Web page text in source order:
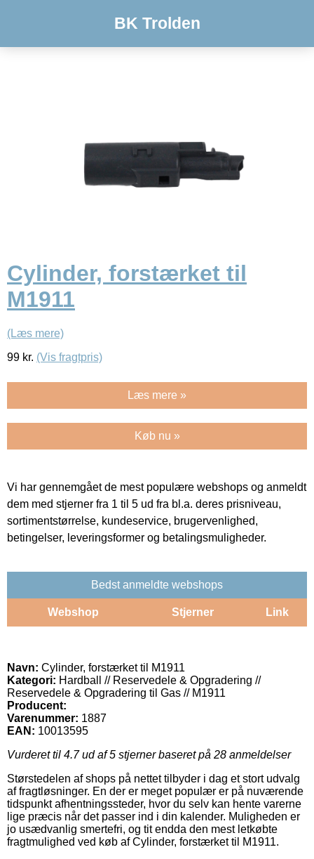
BK Trolden
Cylinder, forstærket til
M1911
(Læs mere)
99 kr. (Vis fragtpris)
Læs mere »
Køb nu »
Vi har gennemgået de mest populære webshops og anmeldt
dem med stjerner fra 1 til 5 ud fra bl.a. deres prisniveau,
sortimentstørrelse, kundeservice, brugervenlighed,
betingelser, leveringsformer og betalingsmuligheder.
Bedst anmeldte webshops
Webshop Stjerner Link
Navn: Cylinder, forstærket til M1911
Kategori: Hardball // Reservedele & Opgradering //
Reservedele & Opgradering til Gas // M1911
Producent:
Varenummer: 1887
EAN: 10013595
Vurderet til 4.7ud af 5 stjerner baseret på 28 anmeldelser
Størstedelen af shops på nettet tilbyder i dag et stort udvalg
af fragtløsninger. En der er meget populær er på nuværende
tidspunkt afhentningssteder, hvor du selv kan hente varerne
lige præcis når det passer ind i din kalender. Muligheden er
jo usædvanlig smertefri, og tit endda den mest letkøbte
fragtmulighed ved køb af Cylinder, forstærket til M1911.